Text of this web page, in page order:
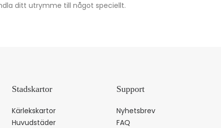
ditt utrymme till något speciellt.
Stadskartor
Kärlekskartor
Huvudstäder
Support
Nyhetsbrev
FAQ